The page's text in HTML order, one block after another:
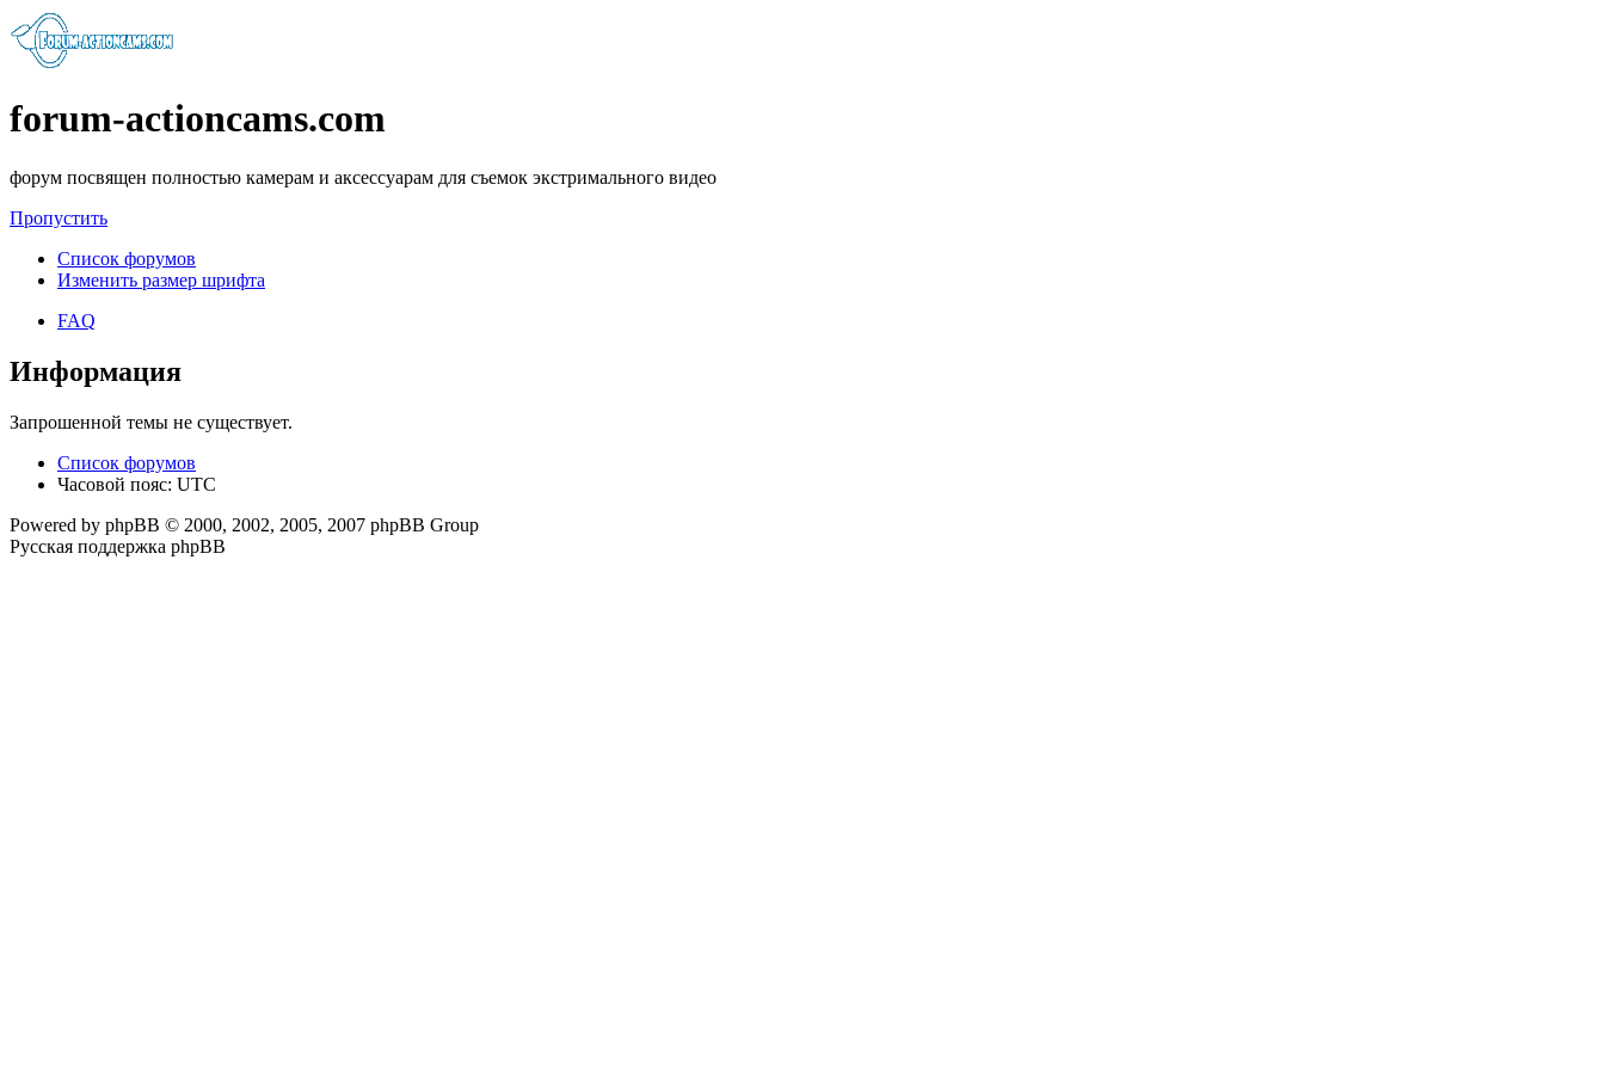
forum-actioncams.com
форум посвящен полностью камерам и аксессуарам для съемок экстримального видео
Пропустить
Список форумов
Изменить размер шрифта
FAQ
Информация
Запрошенной темы не существует.
Список форумов
Часовой пояс: UTC
Powered by phpBB © 2000, 2002, 2005, 2007 phpBB Group
Русская поддержка phpBB